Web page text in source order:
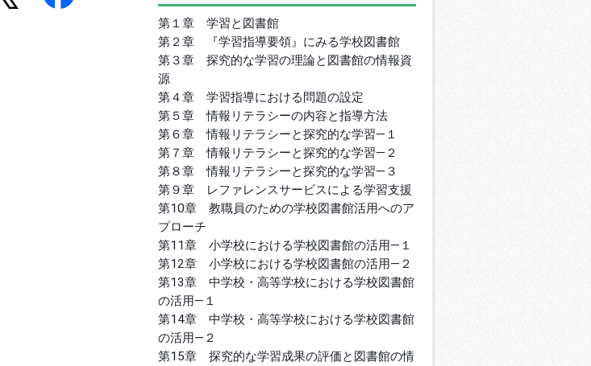
第１章 学習と図書館
第２章 『学習指導要領』にみる学校図書館
第３章 探究的な学習の理論と図書館の情報資
源
第４章 学習指導における問題の設定
第５章 情報リテラシーの内容と指導方法
第６章 情報リテラシーと探究的な学習―１
第７章 情報リテラシーと探究的な学習―２
第８章 情報リテラシーと探究的な学習―３
第９章 レファレンスサービスによる学習支援
第10章 教職員のための学校図書館活用へのア
プローチ
第11章 小学校における学校図書館の活用―１
第12章 小学校における学校図書館の活用―２
第13章 中学校・高等学校における学校図書館
の活用―１
第14章 中学校・高等学校における学校図書館
の活用―２
第15章 探究的な学習成果の評価と図書館の情